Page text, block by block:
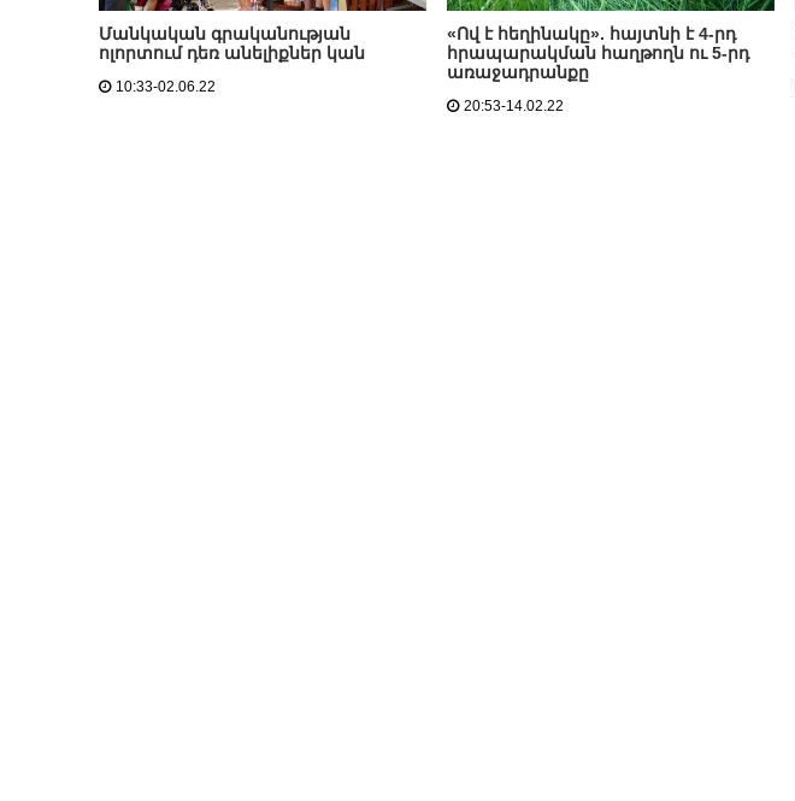
Մանկական գրականության
ոլորտում դեռ անելիքներ կան
10:33-02.06.22
«Ով է հեղինակը». հայտնի է 4-րդ
հրապարակման հաղթողն ու 5-րդ
առաջադրանքը
20:53-14.02.22